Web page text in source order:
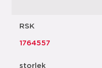
RSK
1764557
storlek